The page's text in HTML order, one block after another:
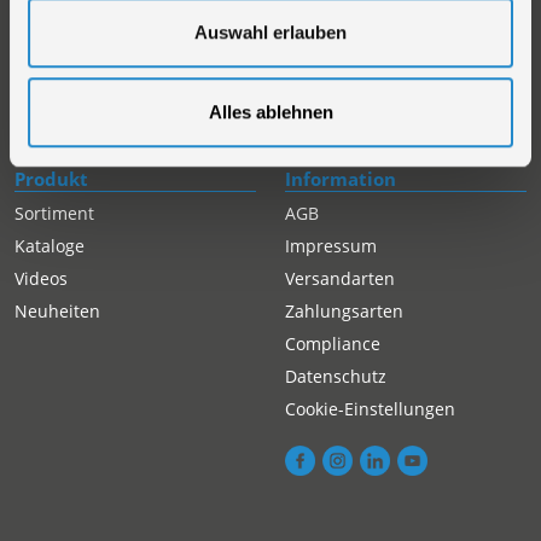
Auswahl erlauben
Alles ablehnen
Autorisierter Internetpartner
Karriere
Produkt
Sortiment
Kataloge
Videos
Neuheiten
Information
AGB
Impressum
Versandarten
Zahlungsarten
Compliance
Datenschutz
Cookie-Einstellungen